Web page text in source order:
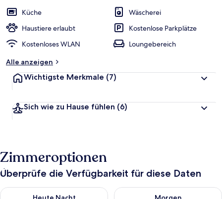
Küche
Wäscherei
Haustiere erlaubt
Kostenlose Parkplätze
Kostenloses WLAN
Loungebereich
Alle anzeigen
Wichtigste Merkmale (7)
Sich wie zu Hause fühlen (6)
Zimmeroptionen
Überprüfe die Verfügbarkeit für diese Daten
Überprüfe die Verfügbarkeit für heute Nacht, Aug. 6 - Aug. 7.
Überprüfe die Verfügbarkeit